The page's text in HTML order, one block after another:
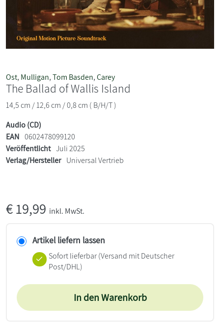
Ost, Mulligan,Tom Basden,Carey
The Ballad of Wallis Island
14,5 cm / 12,6 cm / 0,8 cm ( B/H/T )
Audio (CD)
EAN 0602478099120
Veröffentlicht Juli 2025
Verlag/Hersteller Universal Vertrieb
€19,99 inkl. MwSt.
Artikel liefern lassen
Sofort lieferbar(Versand mit Deutscher
Post/DHL)
In den Warenkorb